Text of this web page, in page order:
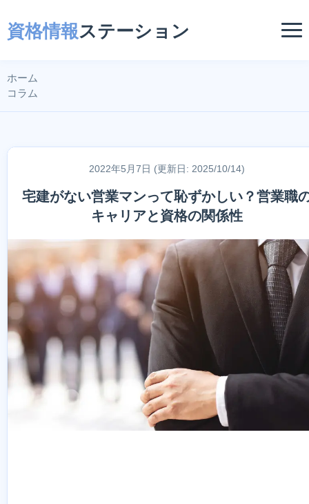
資格情報ステーション
ホーム
コラム
2022年5月7日 (更新日: 2025/10/14)
宅建がない営業マンって恥ずかしい？営業職
キャリアと資格の関係性